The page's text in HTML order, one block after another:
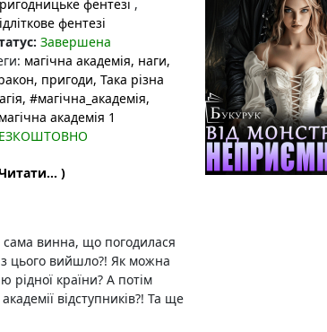
фентезі ,
фентезі
Завершена
магічна академія, наги,
, пригоди, Така різна
, #магічна_академія,
академія 1
)
винна, що погодилася
цього вийшло?! Як можна
країни? А потім
відступників?! Та ще